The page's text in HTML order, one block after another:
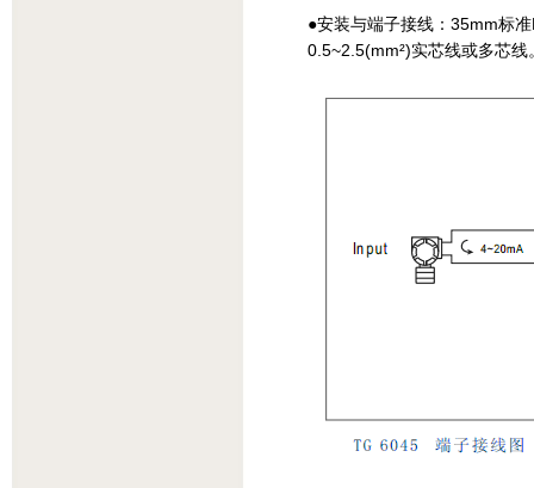
●安装与端子接线：35mm标
0.5~2.5(mm²)实芯线或多芯线